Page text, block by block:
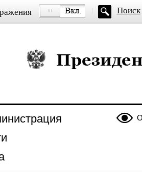
Поиск
Президент России —